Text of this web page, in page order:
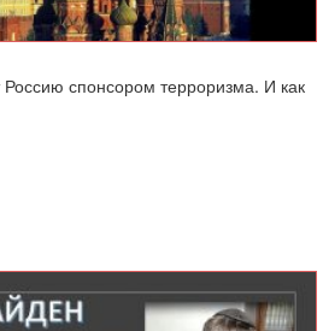
Россию спонсором терроризма. И как